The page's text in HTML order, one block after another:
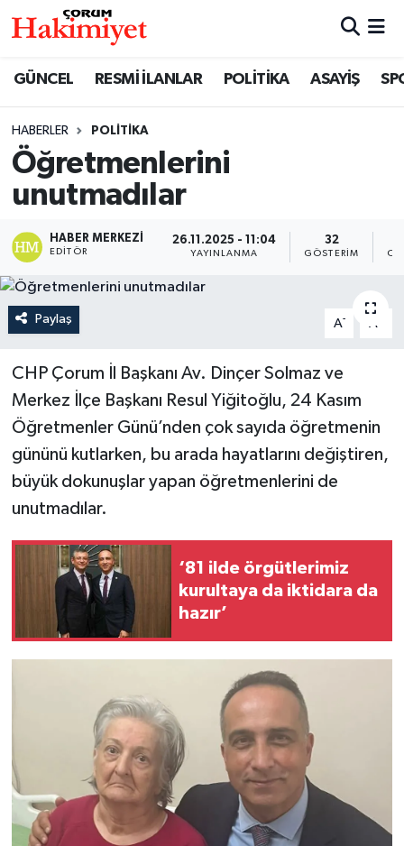
GÜNCEL RESMİ İLANLAR POLİTİKA ASAYİŞ
HABERLER POLİTİKA
Öğretmenlerini
unutmadılar
HABER MERKEZI
EDITÖR
26.11.2025 - 11:04
YAYINLANMA
32
GÖSTERIM
Paylaş A- A
CHP Çorum İl Başkanı Av. Dinçer Solmaz ve
Merkez İlçe Başkanı Resul Yiğitoğlu, 24 Kasım
Öğretmenler Günü’nden çok sayıda öğretmenin
gününü kutlarken, bu arada hayatlarını değiştiren,
büyük dokunuşlar yapan öğretmenlerini de
unutmadılar.
‘81 ilde örgütlerimiz
kurultaya da iktidara da
hazır’
SAĞLIK
ASAYİŞ
EKONOMİ
EĞİTİM
İLÇELER
OTOPARK
Nöbetçi Eczaneler
Çorum Namaz Vakitleri
Trafik Durumu
Süper Lig Puan Durumu ve Fikstür
Haber Arşivi